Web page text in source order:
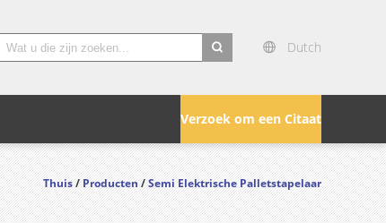
Dutch
Verzoek om een Citaat
Thuis/Producten/Semi Elektrische Palletstapelaar